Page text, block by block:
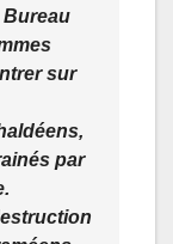
Bureau
sur
par